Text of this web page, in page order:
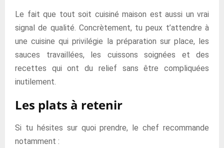
Le fait que tout soit cuisiné maison est aussi un vrai
signal de qualité. Concrètement, tu peux t’attendre à
une cuisine qui privilégie la préparation sur place, les
sauces travaillées, les cuissons soignées et des
recettes qui ont du relief sans être compliquées
inutilement.
Les plats à retenir
Si tu hésites sur quoi prendre, le chef recommande
notamment :